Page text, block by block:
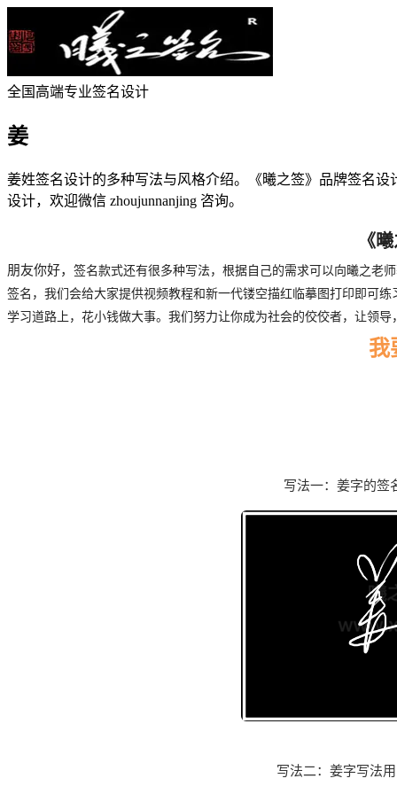
全国高端专业签名设计
姜
姜姓签名设计的多种写法与风格介绍。
《曦之签》品牌签名
设计，欢迎微信 zhoujunnanjing 咨询。
《
朋友你好， 签名款式还有很多种写法，根据自己的需求可以向曦之老
签名，我们会给大家提供视频教程和新一代镂空描红临摹图打印即可
学习道路上，花小钱做大事。我们努力让你成为社会的佼佼者，让领
我
写法一：姜字的签
写法二：姜字写法